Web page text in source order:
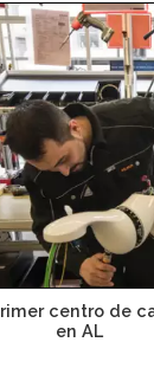
centro de
en AL